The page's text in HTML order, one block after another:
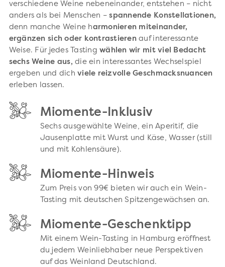
verschiedene Weine nebeneinander, entstehen – nicht
anders als bei Menschen –spannende Konstellationen,
denn manche Weine harmonieren miteinander,
ergänzen sich oder kontrastierenauf interessante
Weise. Für jedes Tastingwählen wir mit viel Bedacht
sechs Weine aus, die ein interessantes Wechselspiel
ergeben und dichviele reizvolle Geschmacksnuancen
erleben lassen.
Miomente-Inklusiv
Sechs ausgewählte Weine, ein Aperitif, die
Jausenplatte mit Wurst und Käse, Wasser (still
und mit Kohlensäure).
Miomente-Hinweis
Zum Preis von 99€ bieten wir auch ein Wein-
Tasting mit deutschen Spitzengewächsen an.
Miomente-Geschenktipp
Mit einem Wein-Tasting in Hamburg eröffnest
du jedem Weinliebhaber neue Perspektiven
auf das Weinland Deutschland.